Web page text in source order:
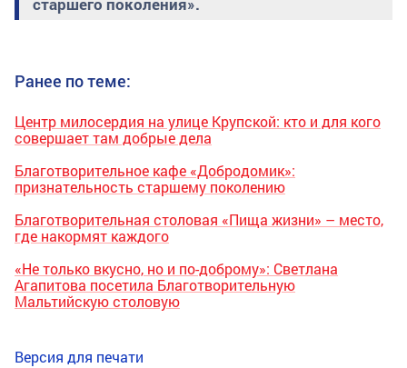
старшего поколения».
Ранее по теме:
Центр милосердия на улице Крупской: кто и для кого
совершает там добрые дела
Благотворительное кафе «Добродомик»:
признательность старшему поколению
Благотворительная столовая «Пища жизни» – место,
где накормят каждого
«Не только вкусно, но и по-доброму»: Светлана
Агапитова посетила Благотворительную
Мальтийскую столовую
Версия для печати